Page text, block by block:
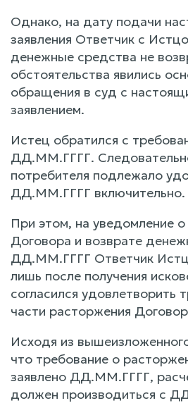
Однако, на дату подачи
заявления Ответчик с
денежные средства не
обстоятельства явились
обращения в суд с
заявлением.
Истец обратился с
ДД.ММ.ГГГГ.
потребителя подлежало
ДД.ММ.ГГГГ включительно.
При этом, на уведомление
Договора и возврате
ДД.ММ.ГГГГ Ответчик
лишь после получения
согласился удовлетворить
части расторжения
Исходя из
что требование о
заявлено ДД.ММ.ГГГГ,
должен производиться с